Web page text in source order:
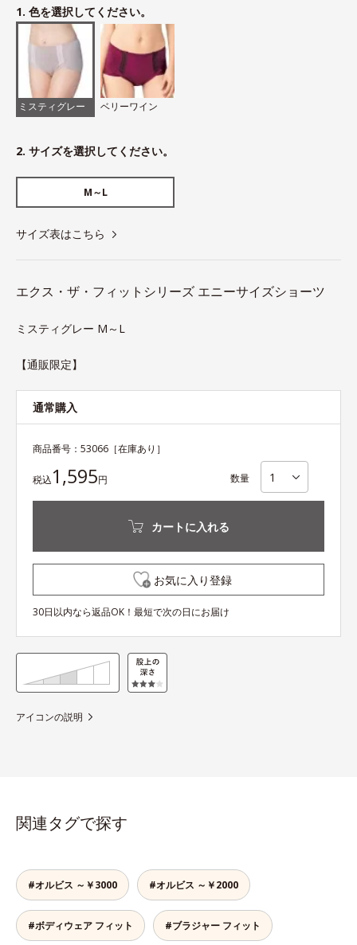
1. 色を選択してください。
ミスティグレー ベリーワイン
2. サイズを選択してください。
M～L
サイズ表はこちら
エクス・ザ・フィットシリーズ エニーサイズショーツ
ミスティグレー M～L
【通販限定】
通常購入
商品番号： 53066 ［在庫あり］
税込1,595円 数量
カートに入れる
お気に入り登録
30日以内なら返品OK！最短で次の日にお届け
アイコンの説明
関連タグで探す
#オルビス ～￥3000 #オルビス ～￥2000
#ボディウェア フィット #ブラジャー フィット